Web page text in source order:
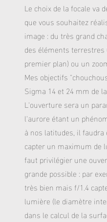
Le choix de la focale va
que vous souhaitez
image : du très grand
des éléments terrestres
premier plan) ou un
Mes objectifs
Sigma 14 et 24 mm de
L'ouverture sera un
l'aurore étant un
à nos latitudes, il faudra
capter un maximum de
faut privilégier une
grande possible : par
très bien mais f/1.4
lumière (le diamètre
dans le calcul de la